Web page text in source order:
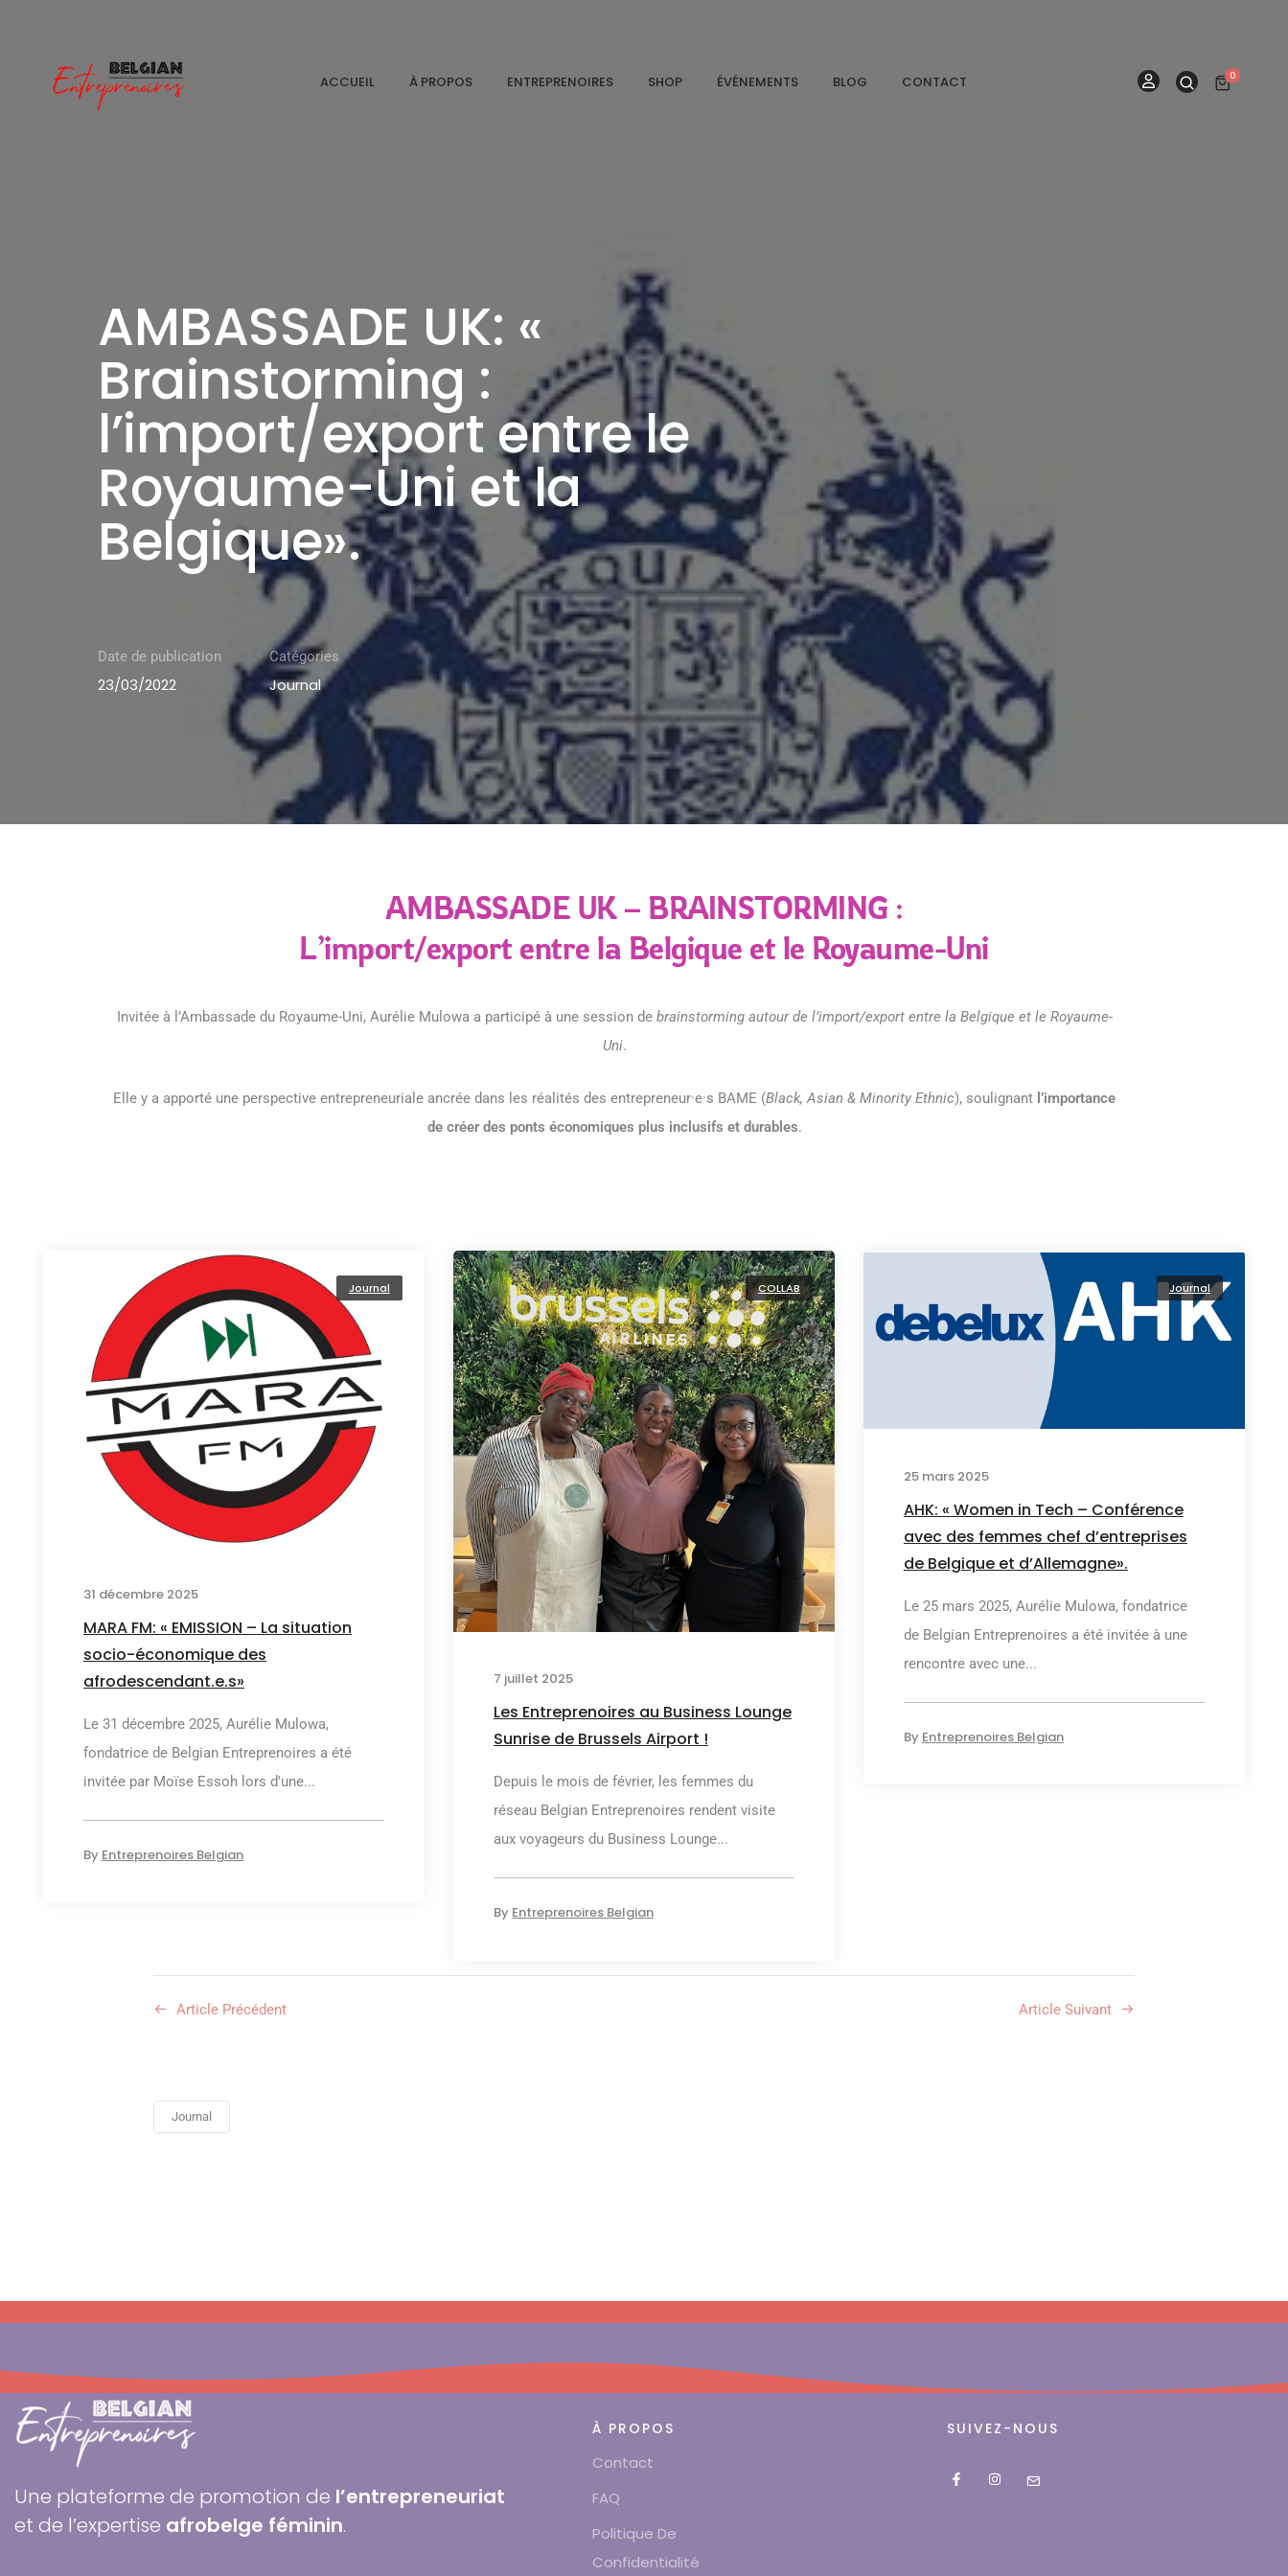
ACCUEIL À PROPOS ENTREPRENOIRES SHOP ÉVÉNEMENTS BLOG CONTACT 0
AMBASSADE UK: «
Brainstorming :
l’import/export entre le
Royaume-Uni et la
Belgique».
Date de publication
23/03/2022
Catégories
Journal
AMBASSADE UK – BRAINSTORMING :
L’import/export entre la Belgique et le Royaume-Uni
Invitée à l’Ambassade du Royaume-Uni, Aurélie Mulowa a participé à une session de brainstorming autour de l’import/export entre la Belgique et le Royaume-
Uni.
Elle y a apporté une perspective entrepreneuriale ancrée dans les réalités des entrepreneur·e·s BAME (Black, Asian & Minority Ethnic), soulignant l’importance
de créer des ponts économiques plus inclusifs et durables.
Journal
31 décembre 2025
MARA FM: « EMISSION – La situation
socio-économique des
afrodescendant.e.s»
Le 31 décembre 2025, Aurélie Mulowa,
fondatrice de Belgian Entreprenoires a été
invitée par Moïse Essoh lors d'une...
By Entreprenoires Belgian
COLLAB
7 juillet 2025
Les Entreprenoires au Business Lounge
Sunrise de Brussels Airport !
Depuis le mois de février, les femmes du
réseau Belgian Entreprenoires rendent visite
aux voyageurs du Business Lounge...
By Entreprenoires Belgian
Journal
25 mars 2025
AHK: « Women in Tech – Conférence
avec des femmes chef d’entreprises
de Belgique et d’Allemagne».
Le 25 mars 2025, Aurélie Mulowa, fondatrice
de Belgian Entreprenoires a été invitée à une
rencontre avec une...
By Entreprenoires Belgian
Article Précédent Article Suivant
Journal
Une plateforme de promotion de l’entrepreneuriat
et de l’expertise afrobelge féminin.
À PROPOS
Contact
FAQ
Politique De
Confidentialité
SUIVEZ-NOUS